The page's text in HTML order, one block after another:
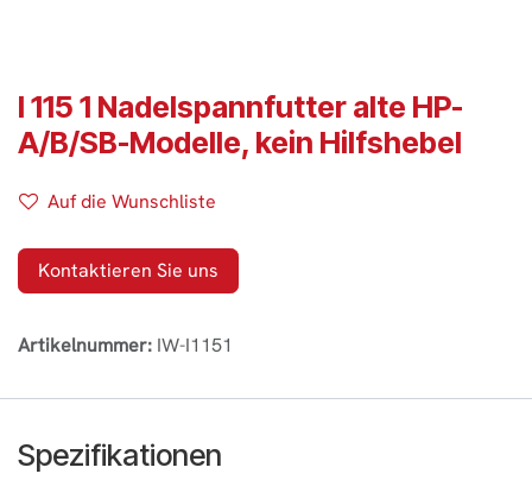
I 115 1 Nadelspannfutter alte HP-
A/B/SB-Modelle, kein Hilfshebel
Auf die Wunschliste
Kontaktieren Sie uns
Artikelnummer: IW-I1151
Spezifikationen